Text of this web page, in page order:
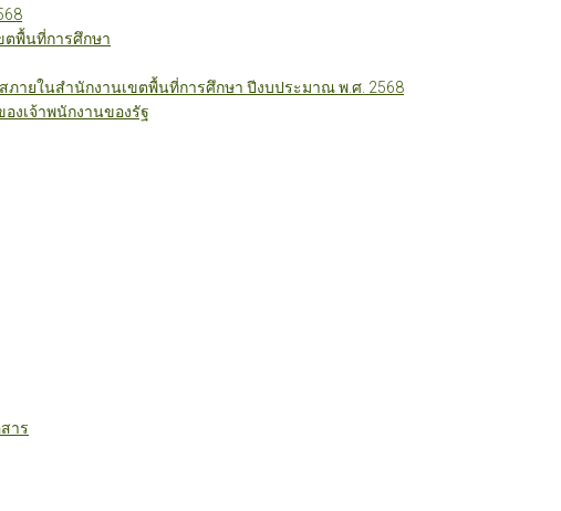
ตพื้นที่การศึกษา
ายในสำนักงานเขตพื้นที่การศึกษา ปีงบประมาณ พ.ศ. 2568
งเจ้าพนักงานของรัฐ
าร